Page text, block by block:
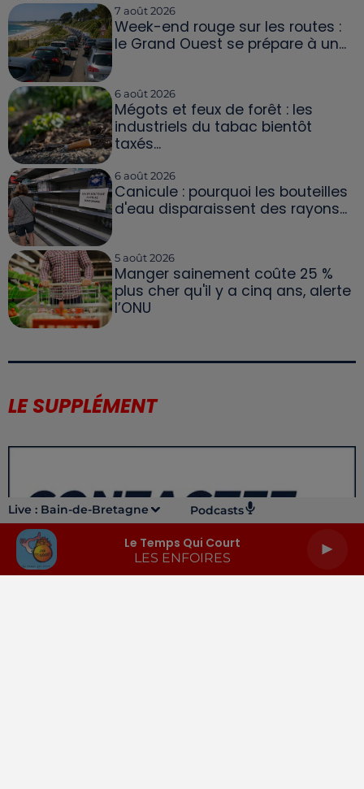
Live : Bain-de-Bretagne Podcasts
Le Temps Qui Court
LES ENFOIRES
7 août 2026
Week-end rouge sur les routes :
le Grand Ouest se prépare à un...
6 août 2026
Mégots et feux de forêt : les
industriels du tabac bientôt
taxés...
6 août 2026
Canicule : pourquoi les bouteilles
d'eau disparaissent des rayons...
5 août 2026
Manger sainement coûte 25 %
plus cher qu'il y a cinq ans, alerte
l’ONU
LE SUPPLÉMENT